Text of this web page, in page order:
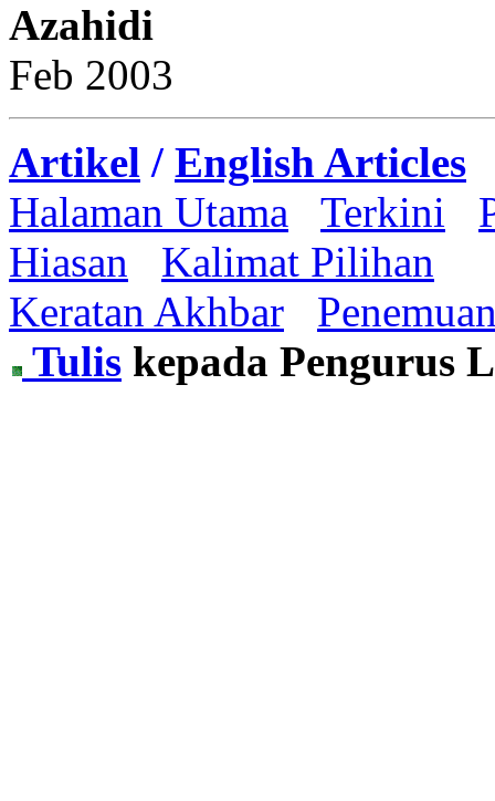
Azahidi
Feb 2003
Artikel / English Articles
Halaman Utama
Terkini
Hiasan
Kalimat Pilihan
Keratan Akhbar
Tulis kepada Pengurus